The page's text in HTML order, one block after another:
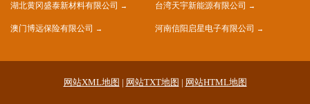
湖北黄冈盛泰新材料有限公司 台湾天宇新能源有限公司
澳门博远保险有限公司 河南信阳启星电子有限公司
网站XML地图 | 网站TXT地图 | 网站HTML地图